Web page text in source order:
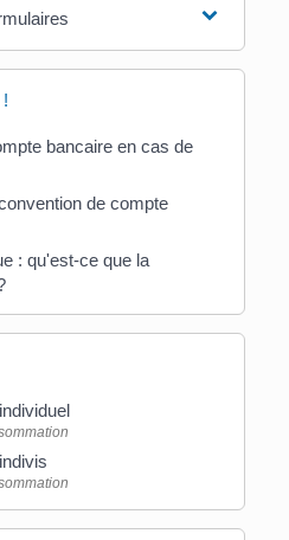
bancaire en cas de
de compte
: qu'est-ce que la